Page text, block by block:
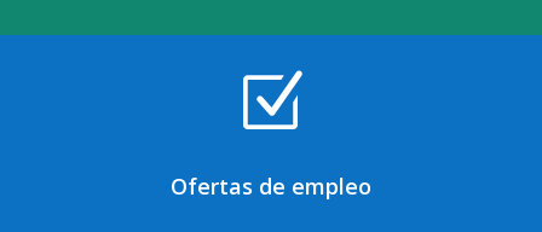
Z
Ofertas de empleo